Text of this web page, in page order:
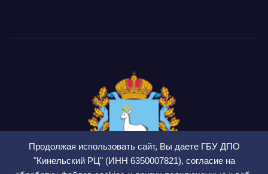
Продолжая использовать сайт, Вы даете ГБУ ДПО
"Кинельский РЦ" (ИНН 6350007821), согласие на